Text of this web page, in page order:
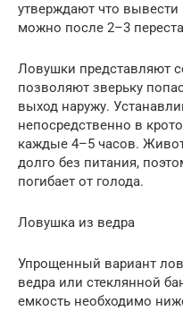
утверждают что
можно после 2–3
Ловушки представляют
позволяют зверьку
выход наружу.
непосредственно в
каждые 4–5 часов.
долго без питания,
погибает от голода.
Ловушка из ведра
Упрощенный вариант
ведра или стеклянной
емкость необходимо